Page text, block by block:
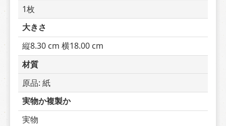
1枚
大きさ
縦8.30 cm 横18.00 cm
材質
原品: 紙
実物か複製か
実物